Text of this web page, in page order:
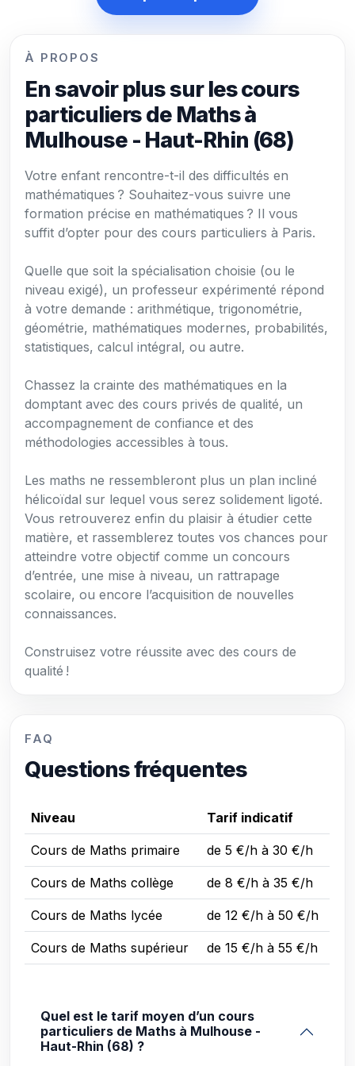
À PROPOS
En savoir plus sur les cours
particuliers de Maths à
Mulhouse - Haut-Rhin (68)
Votre enfant rencontre-t-il des difficultés en
mathématiques ? Souhaitez-vous suivre une
formation précise en mathématiques ? Il vous
suffit d’opter pour des cours particuliers à Paris.
Quelle que soit la spécialisation choisie (ou le
niveau exigé), un professeur expérimenté répond
à votre demande : arithmétique, trigonométrie,
géométrie, mathématiques modernes, probabilités,
statistiques, calcul intégral, ou autre.
Chassez la crainte des mathématiques en la
domptant avec des cours privés de qualité, un
accompagnement de confiance et des
méthodologies accessibles à tous.
Les maths ne ressembleront plus un plan incliné
hélicoïdal sur lequel vous serez solidement ligoté.
Vous retrouverez enfin du plaisir à étudier cette
matière, et rassemblerez toutes vos chances pour
atteindre votre objectif comme un concours
d’entrée, une mise à niveau, un rattrapage
scolaire, ou encore l’acquisition de nouvelles
connaissances.
Construisez votre réussite avec des cours de
qualité !
FAQ
Questions fréquentes
Niveau Tarif indicatif
Cours de Maths primaire de 5 €/h à 30 €/h
Cours de Maths collège de 8 €/h à 35 €/h
Cours de Maths lycée de 12 €/h à 50 €/h
Cours de Maths supérieur de 15 €/h à 55 €/h
Quel est le tarif moyen d’un cours
particuliers de Maths à Mulhouse -
Haut-Rhin (68) ?